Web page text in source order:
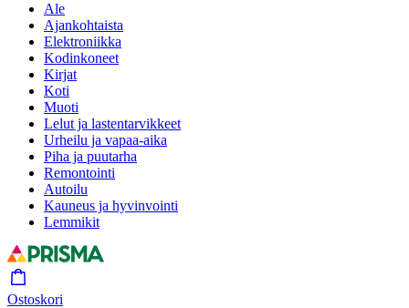
Ale
Ajankohtaista
Elektroniikka
Kodinkoneet
Kirjat
Koti
Muoti
Lelut ja lastentarvikkeet
Urheilu ja vapaa-aika
Piha ja puutarha
Remontointi
Autoilu
Kauneus ja hyvinvointi
Lemmikit
Ostoskori